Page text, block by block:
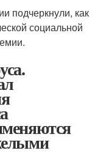
подчеркнули, как
социальной